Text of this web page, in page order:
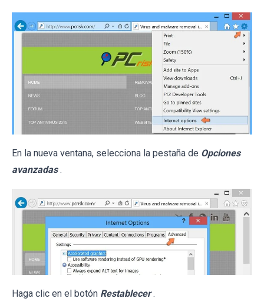
En la nueva ventana, selecciona la pestaña de Opciones
avanzadas .
Haga clic en el botón Restablecer .